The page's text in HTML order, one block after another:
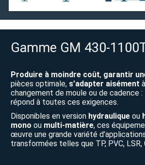
Gamme GM 430-
Produire à moindre coût, garantir
pièces optimale, s’adapter aisément
changement de moule ou de cadence :
répond à toutes ces exigences.
Disponibles en version hydraulique ou
mono ou multi-matière, ces
œuvre une grande variété
transformées telles que TP, PVC,